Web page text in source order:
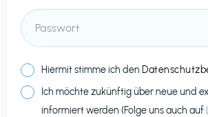
Hiermit stimme ich den
Ich möchte zukünftig über neue und
informiert werden (Folge uns auch auf